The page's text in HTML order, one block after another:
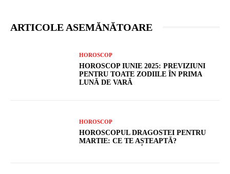
ARTICOLE ASEMĂNĂTOARE
HOROSCOP
HOROSCOP IUNIE 2025: PREVIZIUNI
PENTRU TOATE ZODIILE ÎN PRIMA
LUNĂ DE VARĂ
HOROSCOP
HOROSCOPUL DRAGOSTEI PENTRU
MARTIE: CE TE AȘTEAPTĂ?